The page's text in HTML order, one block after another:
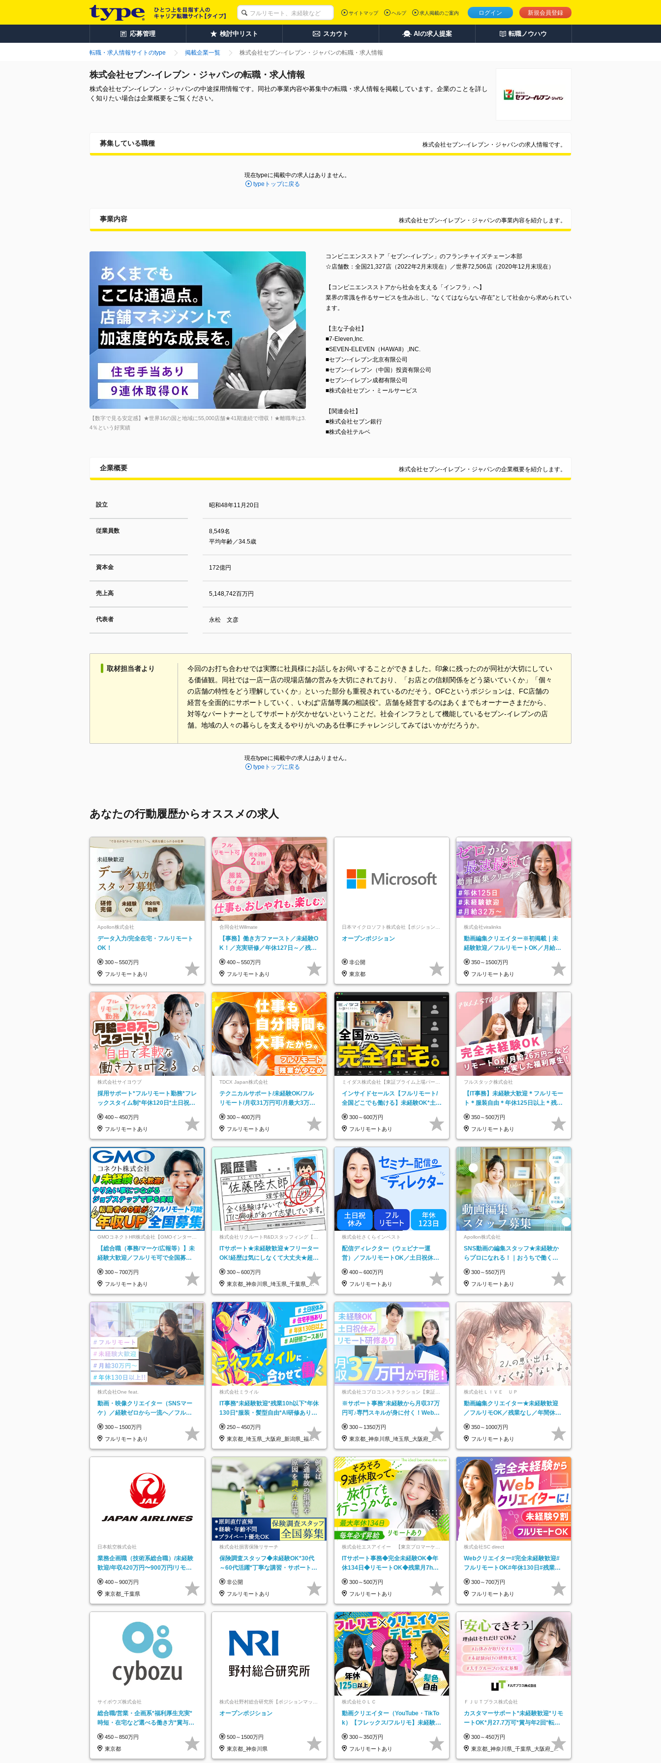
ログイン 新規会員登録
サイトマップ ヘルプ 求人掲載のご案内
応募管理 検討中リスト スカウト AIの求人提案 転職ノウハウ
転職・求人情報サイトのtype 掲載企業一覧 株式会社セブン-イレブン・ジャパンの転職・求人情報
株式会社セブン-イレブン・ジャパンの転職・求人情報
株式会社セブン-イレブン・ジャパンの中途採用情報です。同社の事業内容や募集中の転職・求人情報を掲載しています。企業のことを詳し
く知りたい場合は企業概要をご覧ください。
募集している職種 株式会社セブン-イレブン・ジャパンの求人情報です。
現在typeに掲載中の求人はありません。
typeトップに戻る
事業内容 株式会社セブン-イレブン・ジャパンの事業内容を紹介します。
【数字で見る安定感】★世界16の国と地域に55,000店舗★41期連続で増収！★離職率は3.
4％という好実績
コンビニエンスストア「セブン-イレブン」のフランチャイズチェーン本部
☆店舗数：全国21,327店（2022年2月末現在）／世界72,506店（2020年12月末現在）
【コンビニエンスストアから社会を支える「インフラ」へ】
業界の常識を作るサービスを生み出し、“なくてはならない存在”として社会から求められてい
ます。
【主な子会社】
■7-Eleven,Inc.
■SEVEN-ELEVEN（HAWAII）,INC.
■セブン-イレブン北京有限公司
■セブン-イレブン（中国）投資有限公司
■セブン-イレブン成都有限公司
■株式会社セブン・ミールサービス
【関連会社】
■株式会社セブン銀行
■株式会社テルベ
企業概要 株式会社セブン-イレブン・ジャパンの企業概要を紹介します。
設立 昭和48年11月20日
従業員数
8,549名
平均年齢／34.5歳
資本金 172億円
売上高 5,148,742百万円
代表者 永松 文彦
取材担当者より
今回のお打ち合わせでは実際に社員様にお話しをお伺いすることができました。印象に残ったのが同社が大切にしてい
る価値観。同社では一店一店の現場店舗の営みを大切にされており、「お店との信頼関係をどう築いていくか」「個々
の店舗の特性をどう理解していくか」といった部分も重視されているのだそう。OFCというポジションは、FC店舗の
経営を全面的にサポートしていく、いわば“店舗専属の相談役”。店舗を経営するのはあくまでもオーナーさまだから、
対等なパートナーとしてサポートが欠かせないということだ。社会インフラとして機能しているセブン-イレブンの店
舗。地域の人々の暮らしを支えるやりがいのある仕事にチャレンジしてみてはいかがだろうか。
現在typeに掲載中の求人はありません。
typeトップに戻る
あなたの行動履歴からオススメの求人
Apollon株式会社
データ入力/完全在宅・フルリモート
OK！
300～550万円
フルリモートあり
合同会社Willmate
【事務】働き方ファースト／未経験O
K！／充実研修／年休127日～／残業
400～550万円
フルリモートあり
日本マイクロソフト株式会社【ポジションマ
ッチ登録】
オープンポジション
非公開
東京都
株式会社viralinks
動画編集クリエイター※初掲載｜未
経験歓迎／フルリモートOK／月給32
350～1500万円
フルリモートあり
株式会社サイヨウブ
採用サポート*フルリモート勤務*フレ
ックスタイム制*年休120日*土日祝休
400～450万円
フルリモートあり
TDCX Japan株式会社
テクニカルサポート/未経験OK/フル
リモート/月収31万円可/月最大3万の
300～400万円
フルリモートあり
ミイダス株式会社【東証プライム上場パーソ
インサイドセールス【フルリモート/
全国どこでも働ける】未経験OK*土日
300～600万円
フルリモートあり
フルスタック株式会社
【IT事務】未経験大歓迎＊フルリモー
ト＊服装自由＊年休125日以上＊残業
350～500万円
フルリモートあり
GMOコネクトHR株式会社【GMOインターネ
ットグループ】
【総合職（事務/マーケ/広報等）】未
経験大歓迎／フルリモ可で全国募
★
300～700万円
フルリモートあり
株式会社リクルートR&Dスタッフィング【リ
クルートグループ】
ITサポート★未経験歓迎★フリーター
OK!経歴は気にしなくて大丈夫★超大
300～600万円
東京都_神奈川県_埼玉県_千葉県_大
阪府…
株式会社さくらインベスト
配信ディレクター（ウェビナー運
営）／フルリモートOK／土日祝休み
400～600万円
フルリモートあり
Apollon株式会社
SNS動画の編集スタッフ★未経験か
らプロになれる！｜おうちで働くフ
300～550万円
フルリモートあり
株式会社One feat.
動画・映像クリエイター（SNSマー
ケ）／経験ゼロから一流へ／フルリ
日以上
300～1500万円
フルリモートあり
株式会社ミライル
IT事務*未経験歓迎*残業10h以下*年休
130日*服装・髪型自由*AI研修あり*
250～450万円
東京都_埼玉県_大阪府_新潟県_福岡
県
株式会社コプロコンストラクション【東証プ
ライム上場コプロ・ホールディングス子会
社】
※サポート事務*未経験から月収37万
円可♪専門スキルが身に付く！Web面
300～1350万円
東京都_神奈川県_埼玉県_大阪府_愛
知県…
株式会社ＬＩＶＥ ＵＰ
動画編集クリエイター★未経験歓迎
／フルリモOK／残業なし／年間休日
実で安心
350～1000万円
フルリモートあり
日本航空株式会社
業務企画職（技術系総合職）/未経験
歓迎/年収420万円〜900万円/リモー
400～900万円
東京都_千葉県
株式会社損害保険リサーチ
保険調査スタッフ◆未経験OK*30代
～60代活躍*丁寧な講習・サポートあ
託
非公開
フルリモートあり
株式会社エスアイイー 【東京プロマーケッ
ITサポート事務◆完全未経験OK◆年
休134日◆リモートOK◆残業月7h以
300～500万円
フルリモートあり
株式会社SC direct
Webクリエイター#完全未経験歓迎#
フルリモートOK#年休130日#残業月
300～700万円
フルリモートあり
サイボウズ株式会社
総合職/営業・企画系*福利厚生充実*
時短・在宅など選べる働き方*賞与年
450～850万円
東京都
株式会社野村総合研究所【ポジションマッチ
オープンポジション
500～1500万円
東京都_神奈川県
株式会社ＯＬＣ
動画クリエイター（YouTube・TikTo
k）【フレックス/フルリモ】未経験O
300～350万円
フルリモートあり
ＦＪＵＴプラス株式会社
カスタマーサポート*未経験歓迎*リモ
ートOK*月27.7万可*賞与年2回*転勤
300～450万円
東京都_神奈川県_千葉県_大阪府_愛
知県…